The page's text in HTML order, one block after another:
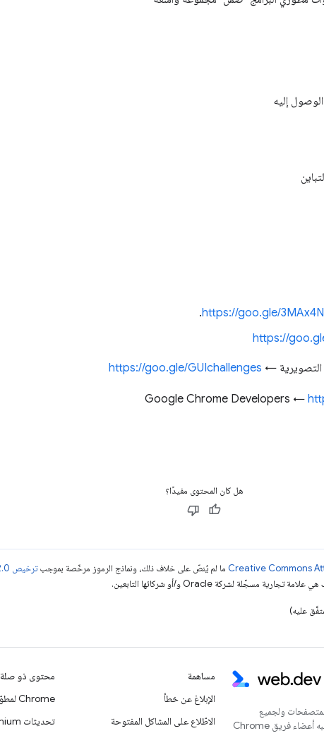
https://goo.gle/
.
https://
التصويرية ← https://goo.gle/GUIchallenges
هل كان المحتوى مفيدًا؟
ما لم يُنصّ على خلاف ذلك، ونماذج الرموز مرخّصة بموجبترخيص Apache 2.0‏
ولجميع
المستخدمين. يُعدّ هذا الموقع الإلكتروني المركز الرئيسي للمحتوى الذي كتبه أعضاء فريق Chrome
مساهمة
الإبلاغ عن خطأ
الاطّلاع على المشاكل المفتوحة
محتوى ذو صلة
Chrome لمطوّري البرامج
تحديثات Chromium